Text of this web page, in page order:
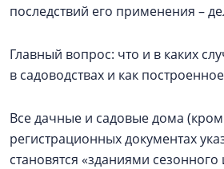
последствий его применения –
Главный вопрос: что и в каких
в садоводствах и как
Все дачные и садовые дома
регистрационных документах
становятся «зданиями